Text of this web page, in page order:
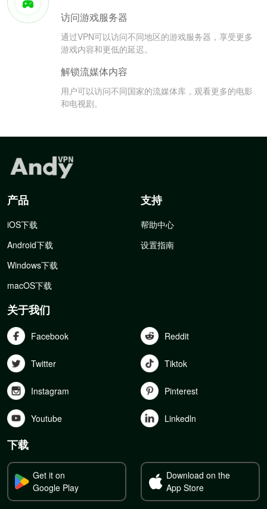
访问游戏服务器
通过VPN可以访问不同地区的游戏服务器，享受更多
游戏内容和更低的延迟。
解锁流媒体内容
用户可以访问不同国家的流媒体库，观看更多的电影
和电视剧。
产品
iOS下载
Android下载
Windows下载
macOS下载
支持
帮助中心
设置指南
关于我们
Facebook Reddit
Twitter Tiktok
Instagram Pinterest
Youtube Linkedln
下载
Get it on
Google Play
Download on the
App Store